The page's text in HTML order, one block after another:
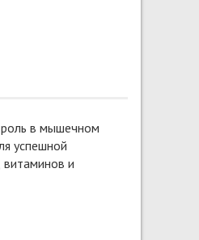
в мышечном
успешной
витаминов и